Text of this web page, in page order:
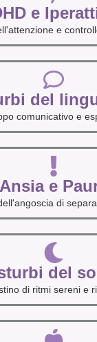
e
e
del
comunicativo e
Ansia e
di
del
di ritmi sereni e